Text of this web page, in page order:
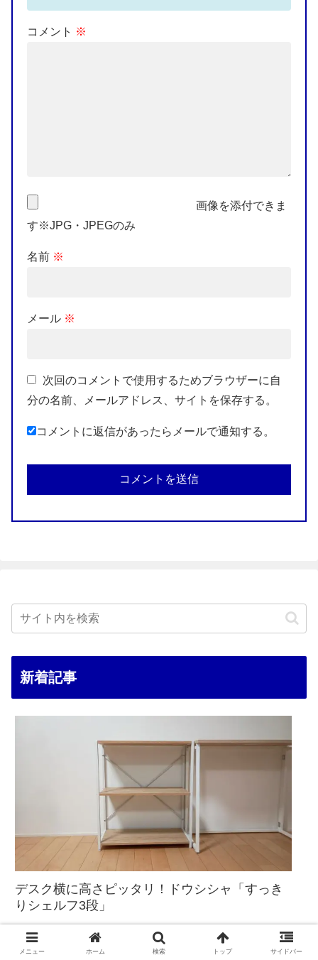
コメント ※
画像を添付できま
す※JPG・JPEGのみ
名前 ※
メール ※
次回のコメントで使用するためブラウザーに自
分の名前、メールアドレス、サイトを保存する。
コメントに返信があったらメールで通知する。
新着記事
デスク横に高さピッタリ！ドウシシャ「すっき
りシェルフ3段」
メニュー ホーム 検索 トップ サイドバー